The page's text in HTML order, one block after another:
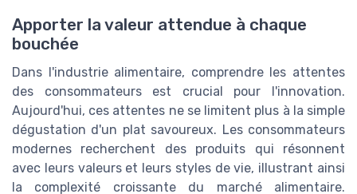
Apporter la valeur attendue à chaque
bouchée
Dans l'industrie alimentaire, comprendre les attentes
des consommateurs est crucial pour l'innovation.
Aujourd'hui, ces attentes ne se limitent plus à la simple
dégustation d'un plat savoureux. Les consommateurs
modernes recherchent des produits qui résonnent
avec leurs valeurs et leurs styles de vie, illustrant ainsi
la complexité croissante du marché alimentaire.